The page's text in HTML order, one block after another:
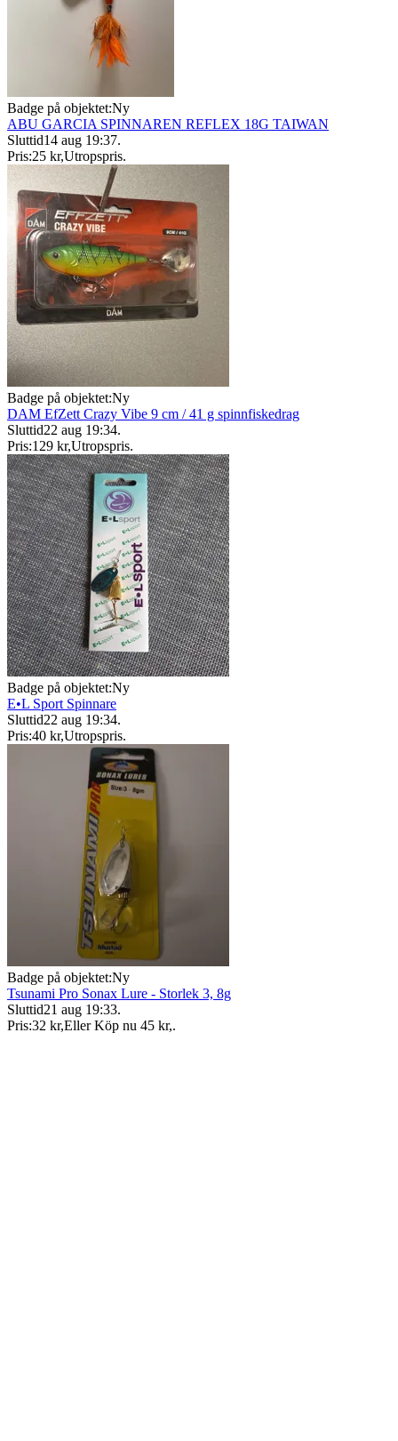
Badge på objektet:Ny
ABU GARCIA SPINNAREN REFLEX 18G TAIWAN
Sluttid14 aug 19:37.
Pris:25 kr,Utropspris.
Badge på objektet:Ny
DAM EfZett Crazy Vibe 9 cm / 41 g spinnfiskedrag
Sluttid22 aug 19:34.
Pris:129 kr,Utropspris.
Badge på objektet:Ny
E•L Sport Spinnare
Sluttid22 aug 19:34.
Pris:40 kr,Utropspris.
Badge på objektet:Ny
Tsunami Pro Sonax Lure - Storlek 3, 8g
Sluttid21 aug 19:33.
Pris:32 kr,Eller Köp nu 45 kr,.